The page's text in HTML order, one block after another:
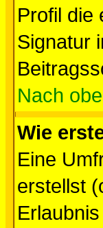
Profil die
Signatur
Nach
Wie
Eine
erstellst